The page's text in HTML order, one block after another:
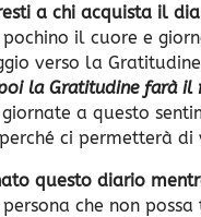
a chi acquista il
il cuore e
verso la
la Gratitudine farà il
a questo
ci permetterà di
questo diario
che non